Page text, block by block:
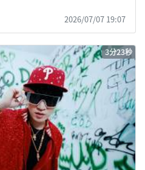
2026/07/07 19:07
3分23秒